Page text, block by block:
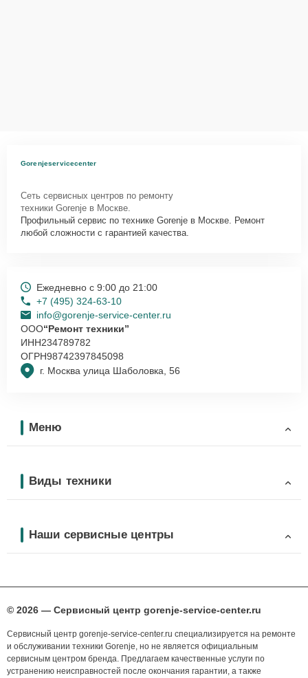
Gorenjeservicecenter
Сеть сервисных центров по ремонту
техники Gorenje в Москве.
Профильный сервис по технике Gorenje в Москве. Ремонт
любой сложности с гарантией качества.
г. Москва улица Шаболовка, 56
Ежедневно с 9:00 до 21:00
+7 (495) 324-63-10
info@gorenje-service-center.ru
ООО“Ремонт техники”
ИНН234789782
ОГРН98742397845098
Меню
Виды техники
Наши сервисные центры
© 2026 — Сервисный центр gorenje-service-center.ru
Сервисный центр gorenje-service-center.ru специализируется на ремонте
и обслуживании техники Gorenje, но не является официальным
сервисным центром бренда. Предлагаем качественные услуги по
устранению неисправностей после окончания гарантии, а также